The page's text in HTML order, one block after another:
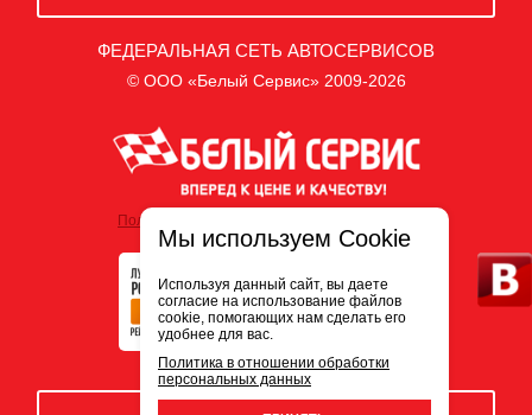
ФЕДЕРАЛЬНАЯ СЕТЬ АВТОСЕРВИСОВ
© ООО «Белый Сервис» 2009-2026
Политика обработки персональных данных
Мы используем Cookie
Используя данный сайт, вы даете
согласие на использование файлов
cookie, помогающих нам сделать его
удобнее для вас.
Политика в отношении обработки
персональных данных